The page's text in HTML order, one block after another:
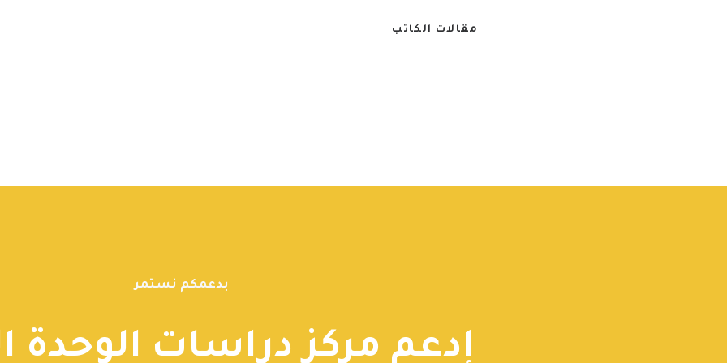
مقالات الكاتب
بدعمكم نستمر
إدعم مركز دراسات الوحدة